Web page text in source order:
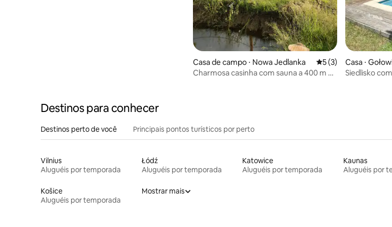
Casa de campo ⋅ Nowa Jedlanka 5 de uma avaliação
5 (3)
Charmosa casinha com sauna a 400 m do
Casa ⋅
Siedlisko
Destinos para conhecer
Destinos perto de você Principais pontos turísticos por perto
Vilnius
Aluguéis por temporada
Łódź
Aluguéis por temporada
Katowice
Aluguéis por temporada
Kaunas
Aluguéis por
Košice
Aluguéis por temporada
Mostrar mais